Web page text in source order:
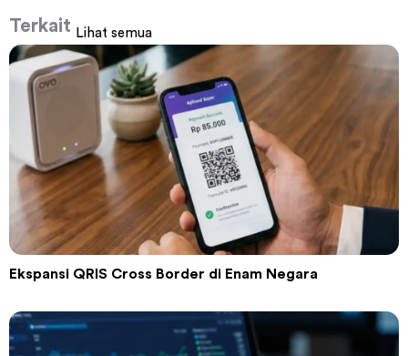
Terkait Lihat semua
Ekspansi QRIS Cross Border di Enam Negara